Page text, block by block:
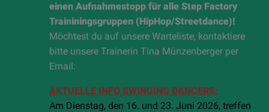
einen Aufnahmestopp für alle Step Factory
Traininingsgruppen (HipHop/Streetdance)!
Möchtest du auf unsere Warteliste, kontaktiere
bitte unsere Trainerin Tina Münzenberger per
Email:
AKTUELLE INFO SWINGING DANCERS:
Am Dienstag, den 16. und 23. Juni 2026, treffen